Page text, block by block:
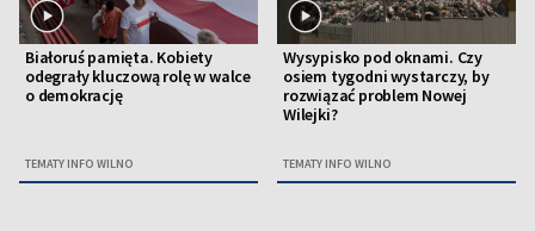
Białoruś pamięta. Kobiety
odegrały kluczową rolę w walce
o demokrację
TEMATY INFO WILNO
Wysypisko pod oknami. Czy
osiem tygodni wystarczy, by
rozwiązać problem Nowej
Wilejki?
TEMATY INFO WILNO